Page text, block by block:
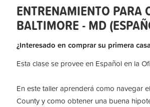
ENTRENAMIENTO PARA
BALTIMORE - MD
¿Interesado en comprar su primera
Esta clase se provee en Español en la
En este taller aprenderá como navegar
County y como obtener una buena